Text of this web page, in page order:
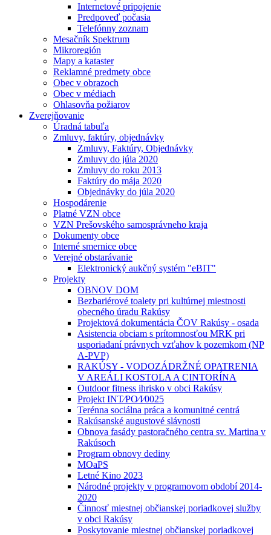
Internetové pripojenie
Predpoveď počasia
Telefónny zoznam
Mesačník Spektrum
Mikroregión
Mapy a kataster
Reklamné predmety obce
Obec v obrazoch
Obec v médiach
Ohlasovňa požiarov
Zverejňovanie
Úradná tabuľa
Zmluvy, faktúry, objednávky
Zmluvy, Faktúry, Objednávky
Zmluvy do júla 2020
Zmluvy do roku 2013
Faktúry do mája 2020
Objednávky do júla 2020
Hospodárenie
Platné VZN obce
VZN Prešovského samosprávneho kraja
Dokumenty obce
Interné smernice obce
Verejné obstarávanie
Elektronický aukčný systém "eBIT"
Projekty
OBNOV DOM
Bezbariérové toalety pri kultúrnej miestnosti
obecného úradu Rakúsy
Projektová dokumentácia ČOV Rakúsy - osada
Asistencia obciam s prítomnosťou MRK pri
usporiadaní právnych vzťahov k pozemkom (NP
A-PVP)
RAKÚSY - VODOZÁDRŽNÉ OPATRENIA
V AREÁLI KOSTOLA A CINTORÍNA
Outdoor fitness ihrisko v obci Rakúsy
Projekt INT⁄PO⁄I⁄0025
Terénna sociálna práca a komunitné centrá
Rakúsanské augustové slávnosti
Obnova fasády pastoračného centra sv. Martina v
Rakúsoch
Program obnovy dediny
MOaPS
Letné Kino 2023
Národné projekty v programovom období 2014-
2020
Činnosť miestnej občianskej poriadkovej služby
v obci Rakúsy
Poskytovanie miestnej občianskej poriadkovej